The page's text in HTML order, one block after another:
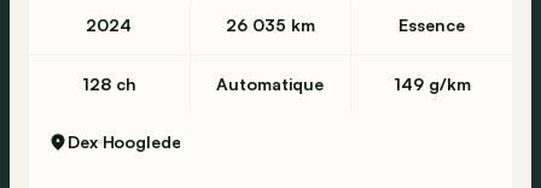
4d3b7252f20d/?
N’hésitez pas à prendre contact sur notre site
2024 26 035 km Essence
128 ch Automatique 149 g/km
Dex Hooglede